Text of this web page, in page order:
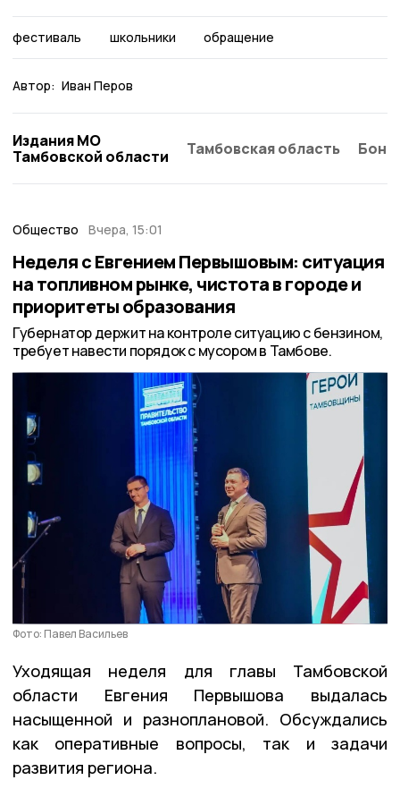
фестиваль школьники обращение
Автор: Иван Перов
Издания МО
Тамбовской области
Тамбовская область
Общество Вчера, 15:01
Неделя с Евгением Первышовым: ситуация
на топливном рынке, чистота в городе и
приоритеты образования
Губернатор держит на контроле ситуацию с бензином,
требует навести порядок с мусором в Тамбове.
Фото: Павел Васильев
Уходящая неделя для главы Тамбовской
области Евгения Первышова выдалась
насыщенной и разноплановой. Обсуждались
как оперативные вопросы, так и задачи
развития региона.